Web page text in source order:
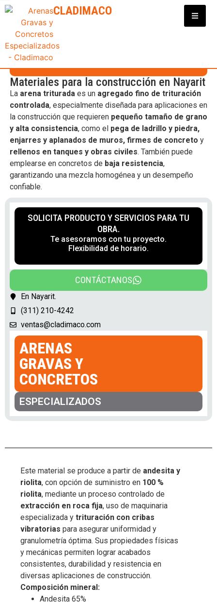
CLADIMACO
Distribuidor de
ARENA TRITURADA
Materiales para la construcción en Nayarit
La arena triturada es un agregado fino de trituración
controlada, especialmente diseñada para aplicaciones en
la construcción que requieren pequeño tamaño de grano
y alta consistencia, como el pega de ladrillo y piedra,
enjarres y aplanados de muros, firmes de concreto y
rellenos en tanques y obras civiles. También puede
emplearse en concretos de baja resistencia,
garantizando una mezcla homogénea y un desempeño
confiable.
SOLICITA PRODUCTO Y SERVICIOS PARA TU
OBRA.
Te asesoramos con tu proyecto.
Flexibilidad de horario.
CONTÁCTANOS
En Nayarit.
(311) 210-4242
ventas@cladimaco.com
ARENAS
GRAVAS Y
CONCRETOS
ESPECIALIZADOS
Este material se produce a partir de andesita y
riolita, con opción de suministro en 100 %
riolita, mediante un proceso controlado de
extracción en roca fija, uso de maquinaria
especializada y trituración con cribas
vibratorias para asegurar uniformidad y
granulometría óptima. Sus propiedades físicas
y mecánicas permiten lograr acabados
consistentes, durabilidad y resistencia en
diversas aplicaciones de construcción.
Composición mineral:
Andesita 65%